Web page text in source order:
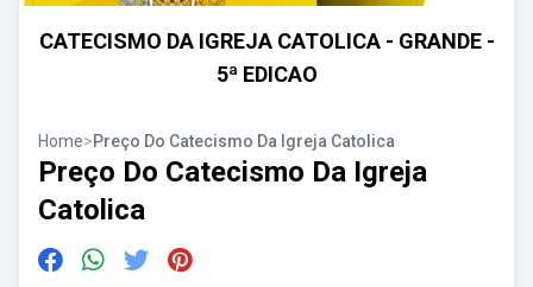
CATECISMO DA IGREJA CATOLICA - GRANDE -
5ª EDICAO
Home>Preço Do Catecismo Da Igreja Catolica
Preço Do Catecismo Da Igreja
Catolica